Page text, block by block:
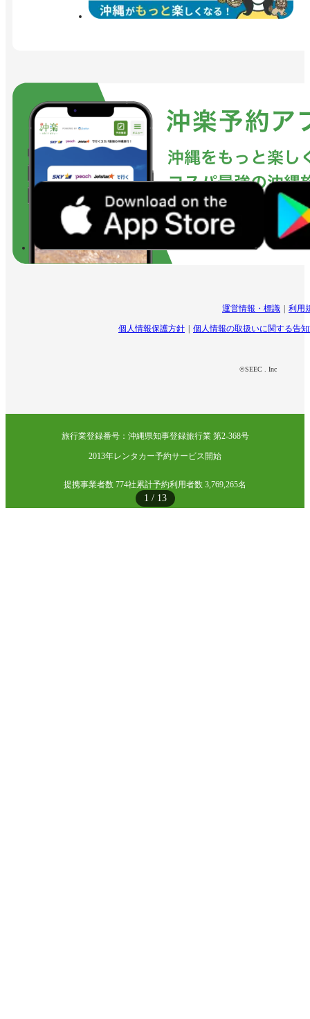
1 / 13
運営情報・標識 利用
個人情報保護方針 個人情報の取扱いに関する告
©SEEC . Inc
旅行業登録番号：沖縄県知事登録旅行業 第2-368号
2013年レンタカー予約サービス開始
提携事業者数 774社累計予約利用者数 3,769,265名